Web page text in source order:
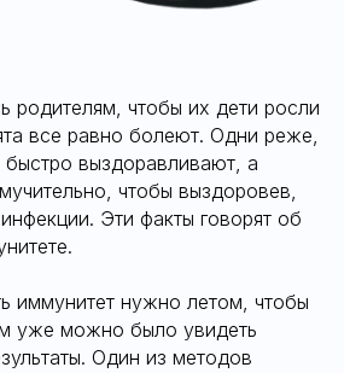
родителям, чтобы их дети росли
все равно болеют. Одни реже,
выздоравливают, а
чтобы выздоровев,
Эти факты говорят об
иммунитет нужно летом, чтобы
уже можно было увидеть
Один из методов